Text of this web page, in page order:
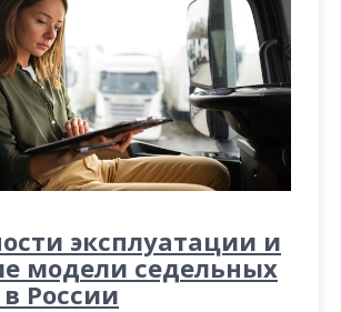
эксплуатации и
модели седельных
России